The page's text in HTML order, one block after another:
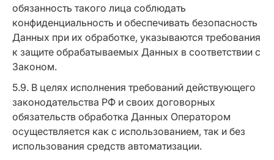
обязанность такого лица соблюдать
конфиденциальность и обеспечивать безопасность
Данных при их обработке, указываются требования
к защите обрабатываемых Данных в соответствии с
Законом.
5.9. В целях исполнения требований действующего
законодательства РФ и своих договорных
обязательств обработка Данных Оператором
осуществляется как с использованием, так и без
использования средств автоматизации.